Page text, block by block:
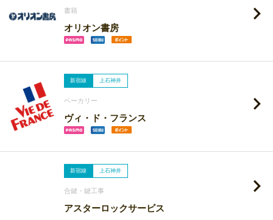
書籍
オリオン書房
新宿線 上石神井
ベーカリー
ヴィ・ド・フランス
新宿線 上石神井
合鍵・鍵工事
アスターロックサービス